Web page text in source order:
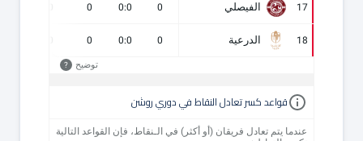
17 الفيصلي 0
0:0
0
18 الدرعية 0
0:0
0
توضيح ?
قواعد كسر تعادل النقاط في دوري روشن
عندما يتم تعادل فريقان (أو أكثر) في الـنقاط، فإن القواعد التالية